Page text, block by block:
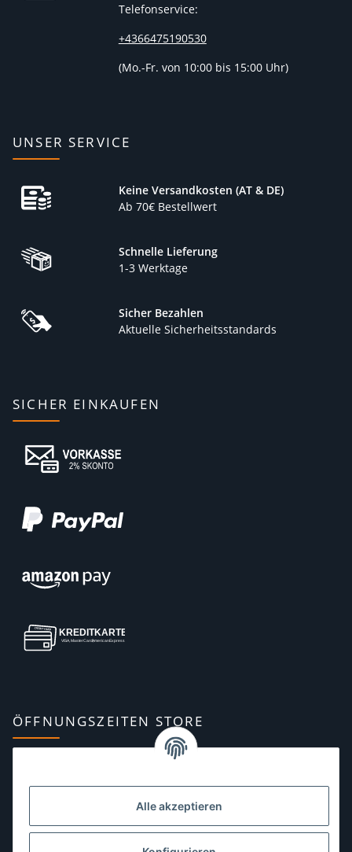
Alle akzeptieren
Telefonservice:
+4366475190530
(Mo.-Fr. von 10:00 bis 15:00 Uhr)
UNSER SERVICE
Keine Versandkosten (AT & DE)
Ab 70€ Bestellwert
Schnelle Lieferung
1-3 Werktage
Sicher Bezahlen
Aktuelle Sicherheitsstandards
SICHER EINKAUFEN
ÖFFNUNGSZEITEN STORE
10:00–13:00, 14:00–18:00 Uhr
Dienstag:10:00–13:00, 14:00–16:00 Uhr
10:00–13:00 Uhr